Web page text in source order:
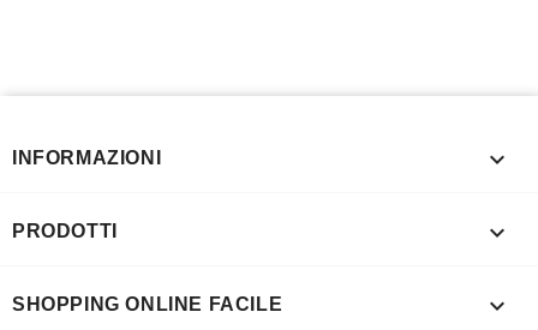
INFORMAZIONI 
PRODOTTI 
SHOPPING ONLINE FACILE 